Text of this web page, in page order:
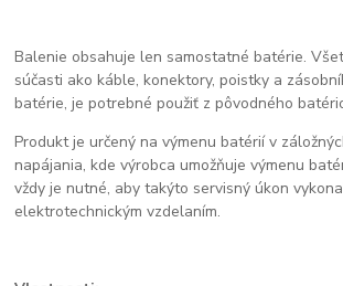
Balenie obsahuje len samostatné batérie.
súčasti ako káble, konektory, poistky a
batérie, je potrebné použiť z pôvodného
Produkt je určený na výmenu batérií v
napájania, kde výrobca umožňuje výmenu
vždy je nutné, aby takýto servisný úkon
elektrotechnickým vzdelaním.